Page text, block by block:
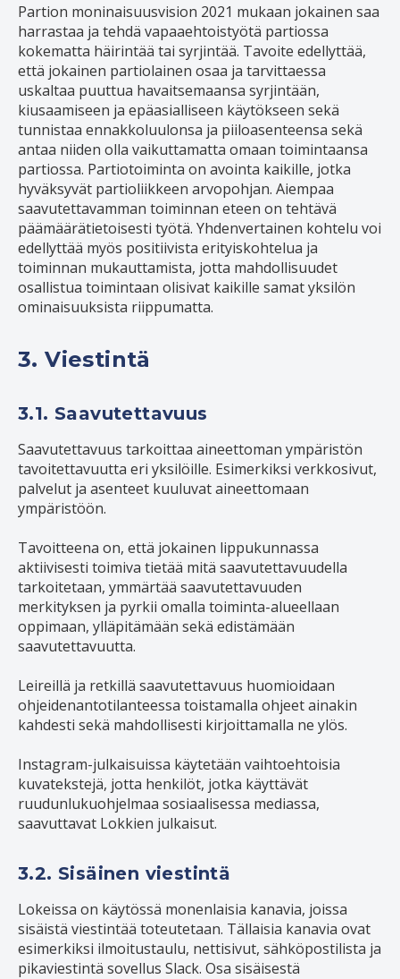
Partion moninaisuusvision 2021 mukaan jokainen saa
harrastaa ja tehdä vapaaehtoistyötä partiossa
kokematta häirintää tai syrjintää. Tavoite edellyttää,
että jokainen partiolainen osaa ja tarvittaessa
uskaltaa puuttua havaitsemaansa syrjintään,
kiusaamiseen ja epäasialliseen käytökseen sekä
tunnistaa ennakkoluulonsa ja piiloasenteensa sekä
antaa niiden olla vaikuttamatta omaan toimintaansa
partiossa. Partiotoiminta on avointa kaikille, jotka
hyväksyvät partioliikkeen arvopohjan. Aiempaa
saavutettavamman toiminnan eteen on tehtävä
päämäärätietoisesti työtä. Yhdenvertainen kohtelu voi
edellyttää myös positiivista erityiskohtelua ja
toiminnan mukauttamista, jotta mahdollisuudet
osallistua toimintaan olisivat kaikille samat yksilön
ominaisuuksista riippumatta.
3. Viestintä
3.1. Saavutettavuus
Saavutettavuus tarkoittaa aineettoman ympäristön
tavoitettavuutta eri yksilöille. Esimerkiksi verkkosivut,
palvelut ja asenteet kuuluvat aineettomaan
ympäristöön.
Tavoitteena on, että jokainen lippukunnassa
aktiivisesti toimiva tietää mitä saavutettavuudella
tarkoitetaan, ymmärtää saavutettavuuden
merkityksen ja pyrkii omalla toiminta-alueellaan
oppimaan, ylläpitämään sekä edistämään
saavutettavuutta.
Leireillä ja retkillä saavutettavuus huomioidaan
ohjeidenantotilanteessa toistamalla ohjeet ainakin
kahdesti sekä mahdollisesti kirjoittamalla ne ylös.
Instagram-julkaisuissa käytetään vaihtoehtoisia
kuvatekstejä, jotta henkilöt, jotka käyttävät
ruudunlukuohjelmaa sosiaalisessa mediassa,
saavuttavat Lokkien julkaisut.
3.2. Sisäinen viestintä
Lokeissa on käytössä monenlaisia kanavia, joissa
sisäistä viestintää toteutetaan. Tällaisia kanavia ovat
esimerkiksi ilmoitustaulu, nettisivut, sähköpostilista ja
pikaviestintä sovellus Slack. Osa sisäisestä